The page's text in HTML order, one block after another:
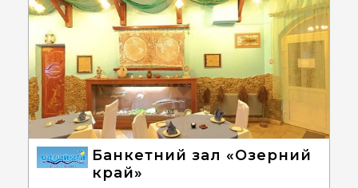
Банкетний зал «Озерний
край»